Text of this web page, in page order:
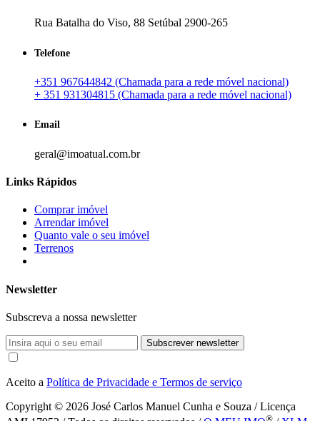
Rua Batalha do Viso, 88 Setúbal 2900-265
Telefone
+351 967644842 (Chamada para a rede móvel nacional)
+ 351 931304815 (Chamada para a rede móvel nacional)
Email
geral@imoatual.com.br
Links Rápidos
Comprar imóvel
Arrendar imóvel
Quanto vale o seu imóvel
Terrenos
Newsletter
Subscreva a nossa newsletter
Subscrever newsletter
Aceito a Política de Privacidade e Termos de serviço
Copyright © 2026 José Carlos Manuel Cunha e Souza / Licença
®